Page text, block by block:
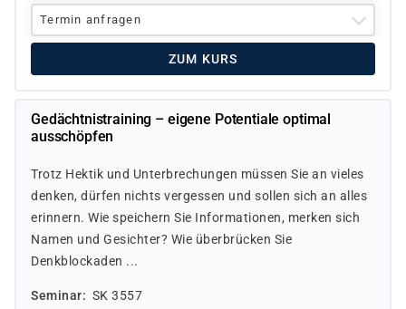
Termin anfragen
ZUM KURS
Gedächtnistraining – eigene Potentiale optimal
ausschöpfen
Trotz Hektik und Unterbrechungen müssen Sie an vieles
denken, dürfen nichts vergessen und sollen sich an alles
erinnern. Wie speichern Sie Informationen, merken sich
Namen und Gesichter? Wie überbrücken Sie
Denkblockaden ...
Seminar
SK 3557